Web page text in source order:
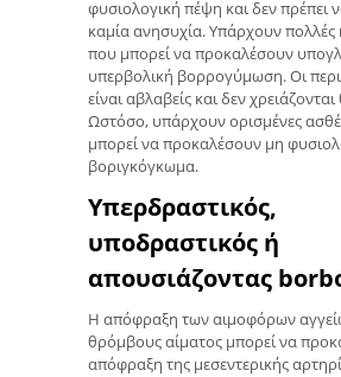
φυσιολογική πέψη και δεν πρέπει
καμία ανησυχία. Υπάρχουν πολλές
που μπορεί να προκαλέσουν
υπερβολική βορρογύμωση. Οι
είναι αβλαβείς και δεν
Ωστόσο, υπάρχουν ορισμένες
μπορεί να προκαλέσουν μη
βοριγκόγκωμα.
Υπερδραστικός,
υποδραστικός ή
απουσιάζοντας
Η απόφραξη των αιμοφόρων
θρόμβους αίματος μπορεί να
απόφραξη της μεσεντερικής